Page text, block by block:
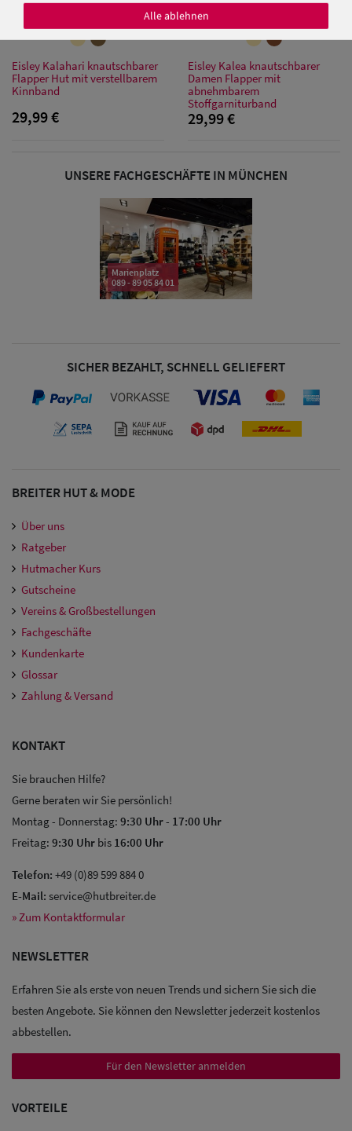
Damen Caps
Damen
Baseball Caps
Schutz Caps
Sonnenschilder
& Visoren
Damen
Damen Caps
Großgrößen
(63-65 cm)
Eisley Kalahari knautschbarer
Flapper Hut mit verstellbarem
Kinnband
29,99 €
Eisley Kalea knautschbarer
Damen Flapper mit
abnehmbarem
Stoffgarniturband
29,99 €
UNSERE FACHGESCHÄFTE IN MÜNCHEN
Marienplatz
089 - 89 05 84 01
SICHER BEZAHLT, SCHNELL GELIEFERT
BREITER HUT & MODE
Über uns
Ratgeber
Hutmacher Kurs
Gutscheine
Vereins & Großbestellungen
Fachgeschäfte
Kundenkarte
Glossar
Zahlung & Versand
KONTAKT
Sie brauchen Hilfe?
Gerne beraten wir Sie persönlich!
Montag - Donnerstag: 9:30 Uhr- 17:00 Uhr
Freitag: 9:30 Uhr bis 16:00 Uhr
Telefon: +49 (0)89 599 884 0
E-Mail: service@hutbreiter.de
» Zum Kontaktformular
NEWSLETTER
Erfahren Sie als erste von neuen Trends und sichern Sie sich die
besten Angebote. Sie können den Newsletter jederzeit kostenlos
abbestellen.
Für den Newsletter anmelden
VORTEILE
Alle ablehnen